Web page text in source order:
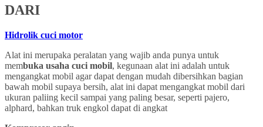
DARI
Hidrolik cuci motor
Alat ini merupaka peralatan yang wajib anda punya untuk
membuka usaha cuci mobil, kegunaan alat ini adalah untuk
mengangkat mobil agar dapat dengan mudah dibersihkan bagian
bawah mobil supaya bersih, alat ini dapat mengangkat mobil dari
ukuran paliing kecil sampai yang paling besar, seperti pajero,
alphard, bahkan truk engkol dapat di angkat